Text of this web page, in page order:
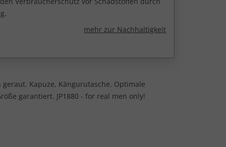
mehr zur Nachhaltigkeit
geraut. Kapuze, Kängurutasche. Optimale
garantiert. JP1880 - for real men only!